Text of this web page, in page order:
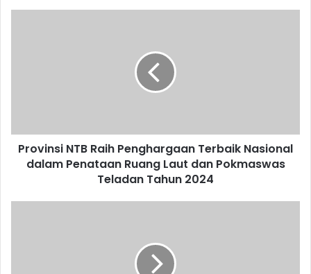
Provinsi NTB Raih Penghargaan Terbaik Nasional
dalam Penataan Ruang Laut dan Pokmaswas
Teladan Tahun 2024